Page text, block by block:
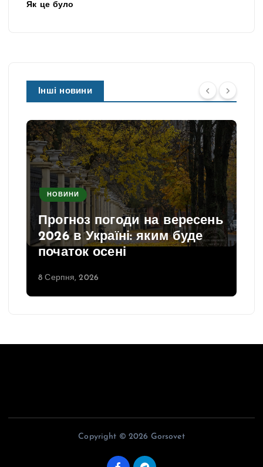
Як це було
Інші новини
НОВИНИ
Прогноз погоди на вересень
2026 в Україні: яким буде
початок осені
8 Серпня, 2026
Copyright © 2026 Gorsovet